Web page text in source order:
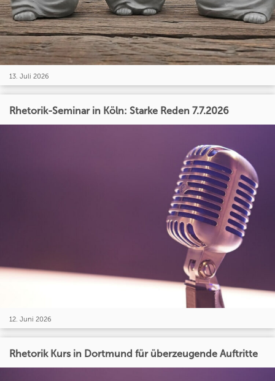
13. Juli 2026
Rhetorik-Seminar in Köln: Starke Reden 7.7.2026
12. Juni 2026
Rhetorik Kurs in Dortmund für überzeugende Auftritte